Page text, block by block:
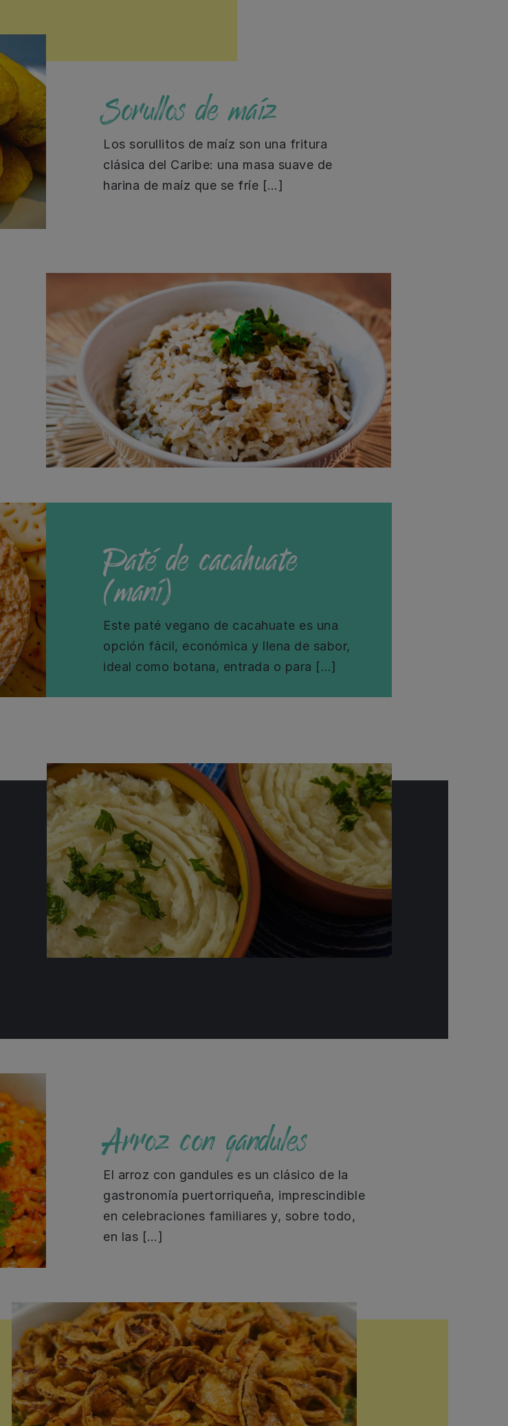
Sorullos de maíz
Los sorullitos de maíz son una fritura
clásica del Caribe: una masa suave de
harina de maíz que se fríe […]
Paté de cacahuate
(maní)
Este paté vegano de cacahuate es una
opción fácil, económica y llena de sabor,
ideal como botana, entrada o para […]
Arroz con gandules
El arroz con gandules es un clásico de la
gastronomía puertorriqueña, imprescindible
en celebraciones familiares y, sobre todo,
en las […]